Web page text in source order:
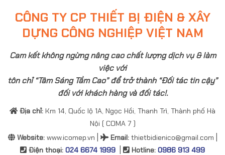
CÔNG TY CP THIẾT BỊ ĐIỆN & XÂY
DỰNG CÔNG NGHIỆP VIỆT NAM
Cam kết không ngừng nâng cao chất lượng dịch vụ & làm
việc với
tôn chỉ “Tâm Sáng Tầm Cao” để trở thành “Đối tác tin cậy”
đối với khách hàng và đối tác!.
Địa chỉ: Km 14, Quốc lộ 1A, Ngọc Hồi, Thanh Trì, Thành phố Hà
Nội ( COMA 7 )
Website:www.icomep.vn Email:thietbidienico@gmail.com
Điện thoại: 024 6674 1999 Hotline: 0986 913 499